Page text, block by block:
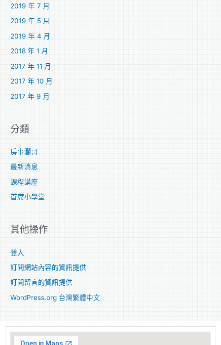
2019 年 7 月
2019 年 5 月
2019 年 4 月
2018 年 1 月
2017 年 11 月
2017 年 10 月
2017 年 9 月
分類
房事濶哥
最新消息
課程講座
首席小學堂
其他操作
登入
訂閱網站內容的資訊提供
訂閱留言的資訊提供
WordPress.org 台灣繁體中文